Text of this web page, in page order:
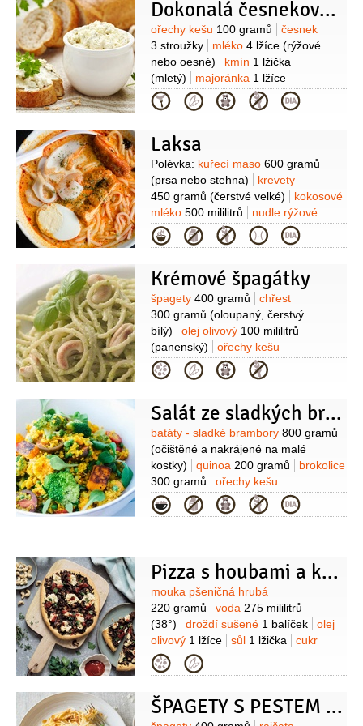
Dokonalá česneková pomazánka
Suroviny
ořechy kešu 100 gramů
česnek
3 stroužky
mléko 4 lžíce (rýžové
nebo oesné)
kmín 1 lžička
(mletý)
majoránka 1 lžíce
(sušená)
sůl1 lžička med1/2
(nebo xylitol)
šťáva citronová(podle
Kategorie
Laksa
Suroviny
Polévka: kuřecí maso 600 gramů
(prsa nebo stehna)
krevety
450 gramů (čerstvé velké)
kokosové
mléko 500 mililitrů
nudle rýžové
450 gramů
(tenké)
vývar kuřecí
1,5 litru
cukr třtinový1 lžíce
Laksa: paprička chilli červená8 kusů
(sušená)
sušené krevety
2 lžíce
cibule šalotka 5 kusů
3 stroužky
(galangal) zázvor
cm)
citronová tráva 2 kusy
1 lžička
ořechy kešu8 kusů (nebo
makadamové ořechy)
koriandr (k podávání) limetka
Kategorie
Krémové špagátky
Suroviny
špagety 400 gramů
chřest
300 gramů (oloupaný, čerstvý
bílý)
olej olivový 100 mililitrů
(panenský)
ořechy kešu
80 gramů
sýr Parmezán
20 gramů
bazalka1 hrst
Kategorie
Salát ze sladkých brambor, quinoi a brokolice
Suroviny
batáty - sladké brambory 800 gramů
(očištěné a nakrájené na malé
kostky)
quinoa 200 gramů
brokolice
300 gramů
ořechy kešu
200 gramů
hrášek100 gramů
hráškové lusky, případně
60 mililitrů
(případně přepuštěného
másla)
pažitka50 gramů
(nasekané)
kmín římský
Kategorie
Pizza s houbami a krémem z oříšků kešu
Suroviny
mouka pšeničná hrubá
220 gramů
voda 275 mililitrů
(38°)
droždí sušené 1 balíček
olej
olivový 1 lžíce sůl 1 lžička
cukr
1 lžíce
mouka kukuřičná
podsypání)
voda125 mililitrů
šťáva
špaldová 270 gramů Krém : ořechy
kešu
250 gramů (několik hodin
Kategorie
ŠPAGETY S PESTEM ZE SUŠENÝCH RAJČAT